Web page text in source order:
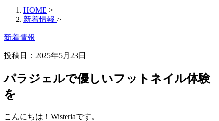
HOME >
新着情報 >
新着情報
投稿日：2025年5月23日
パラジェルで優しいフットネイル体験
を
こんにちは！Wisteriaです。